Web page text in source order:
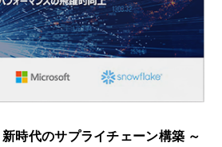
時代のサプライチェーン構築 ～